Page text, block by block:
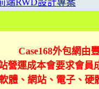
端RWD設計專案
Case168外包網由
營運成本會要求會
體、網站、電子、